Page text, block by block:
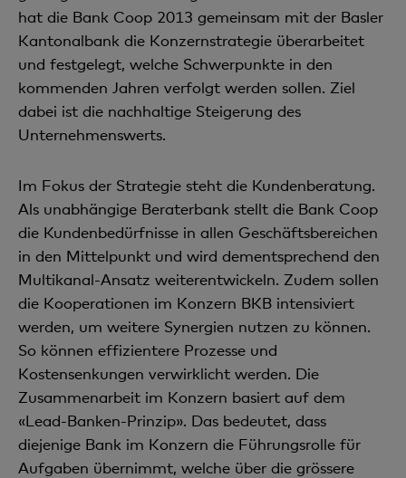
hat die Bank Coop 2013 gemeinsam mit der Basler
Kantonalbank die Konzernstrategie überarbeitet
und festgelegt, welche Schwerpunkte in den
kommenden Jahren verfolgt werden sollen. Ziel
dabei ist die nachhaltige Steigerung des
Unternehmenswerts.
Im Fokus der Strategie steht die Kundenberatung.
Als unabhängige Beraterbank stellt die Bank Coop
die Kundenbedürfnisse in allen Geschäftsbereichen
in den Mittelpunkt und wird dementsprechend den
Multikanal-Ansatz weiterentwickeln. Zudem sollen
die Kooperationen im Konzern BKB intensiviert
werden, um weitere Synergien nutzen zu können.
So können effizientere Prozesse und
Kostensenkungen verwirklicht werden. Die
Zusammenarbeit im Konzern basiert auf dem
«Lead-Banken-Prinzip». Das bedeutet, dass
diejenige Bank im Konzern die Führungsrolle für
Aufgaben übernimmt, welche über die grössere